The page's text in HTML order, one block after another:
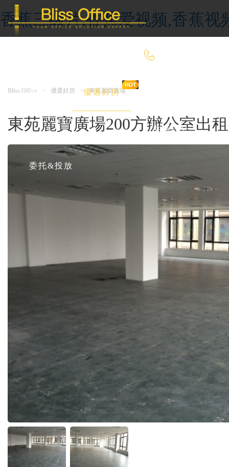
香蕉三级片,香蕉爱视频,香蕉视
首 頁 優選好房
共享辦公
委托&投放
Bliss Office > 優選好房 > 東苑麗寶廣場
東苑麗寶廣場200方辦公室出